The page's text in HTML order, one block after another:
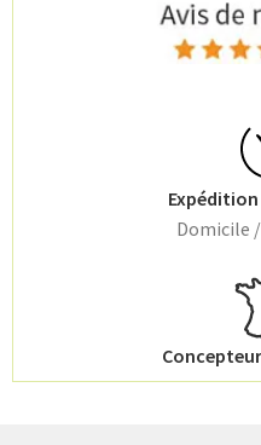
Expédition
Domicile